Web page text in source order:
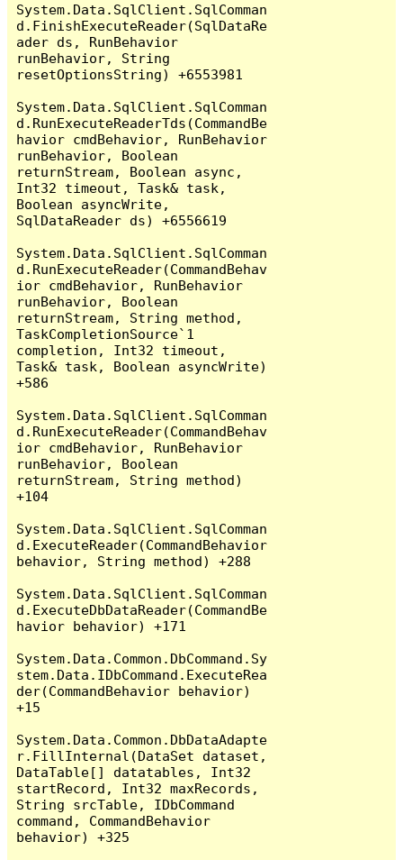
System.Data.SqlClient.SqlComman
d.FinishExecuteReader(SqlDataRe
ader ds, RunBehavior
runBehavior, String
resetOptionsString) +6553981
System.Data.SqlClient.SqlComman
d.RunExecuteReaderTds(CommandBe
havior cmdBehavior, RunBehavior
runBehavior, Boolean
returnStream, Boolean async,
Int32 timeout, Task& task,
Boolean asyncWrite,
SqlDataReader ds) +6556619
System.Data.SqlClient.SqlComman
d.RunExecuteReader(CommandBehav
ior cmdBehavior, RunBehavior
runBehavior, Boolean
returnStream, String method,
TaskCompletionSource`1
completion, Int32 timeout,
Task& task, Boolean asyncWrite)
+586
System.Data.SqlClient.SqlComman
d.RunExecuteReader(CommandBehav
ior cmdBehavior, RunBehavior
runBehavior, Boolean
returnStream, String method)
+104
System.Data.SqlClient.SqlComman
d.ExecuteReader(CommandBehavior
behavior, String method) +288
System.Data.SqlClient.SqlComman
d.ExecuteDbDataReader(CommandBe
havior behavior) +171
System.Data.Common.DbCommand.Sy
stem.Data.IDbCommand.ExecuteRea
der(CommandBehavior behavior)
+15
System.Data.Common.DbDataAdapte
r.FillInternal(DataSet dataset,
DataTable[] datatables, Int32
startRecord, Int32 maxRecords,
String srcTable, IDbCommand
command, CommandBehavior
behavior) +325